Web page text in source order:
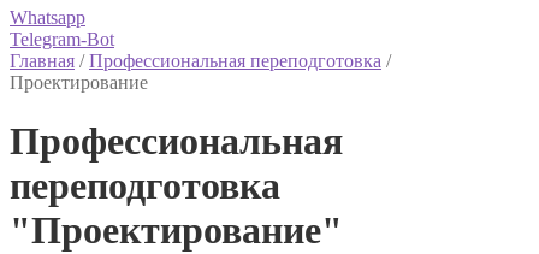
Whatsapp
Telegram-Bot
Главная /Профессиональная переподготовка /
Проектирование
Профессиональная
переподготовка
"Проектирование"